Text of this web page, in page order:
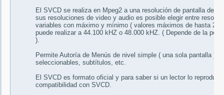
El SVCD se realiza en Mpeg2 a una resolución de pantalla de
sus resoluciones de video y audio es posible elegir entre
variables con máximo y mínimo ( valores máximos de hasta
puede realizar a 44.100 kHZ o 48.000 kHZ. ( Depende de la
).
Permite Autoría de Menús de nivel simple ( una sola pantalla )
seleccionables, subtítulos, etc.
El SVCD es formato oficial y para saber si un lector lo
compatibilidad con SVCD.